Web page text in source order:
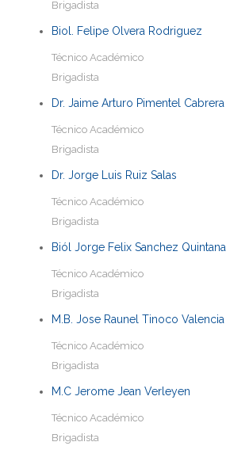
Brigadista
Biol. Felipe Olvera Rodriguez
Técnico Académico
Brigadista
Dr. Jaime Arturo Pimentel Cabrera
Técnico Académico
Brigadista
Dr. Jorge Luis Ruiz Salas
Técnico Académico
Brigadista
Biól Jorge Felix Sanchez Quintana
Técnico Académico
Brigadista
M.B. Jose Raunel Tinoco Valencia
Técnico Académico
Brigadista
M.C Jerome Jean Verleyen
Técnico Académico
Brigadista